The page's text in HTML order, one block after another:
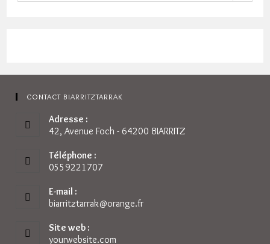
CONTACT BIARRITZTARRAK
Adresse :
42, Avenue Foch - 64200 BIARRITZ
Téléphone :
0559221707
E-mail :
biarritztarrak@orange.frS’ouvre
Site web :
yourwebsite.com